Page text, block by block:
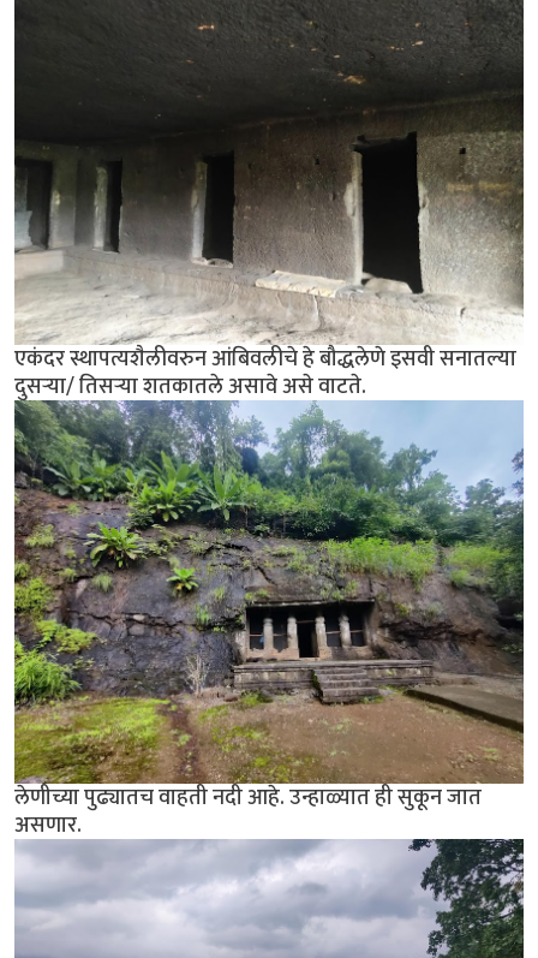
एकंदर स्थापत्यशैलीवरुन आंबिवलीचे हे बौद्धलेणे इसवी सनातल्या
दुसर्‍या/ तिसर्‍या शतकातले असावे असे वाटते.
लेणीच्या पुढ्यातच वाहती नदी आहे. उन्हाळ्यात ही सुकून जात
असणार.